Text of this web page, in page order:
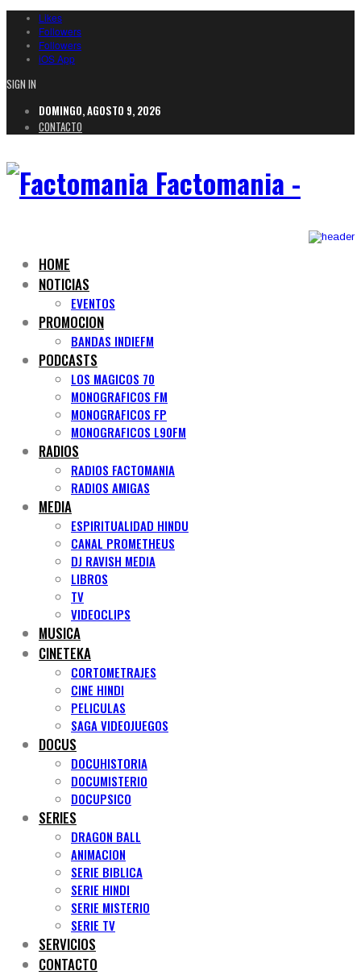
Likes
Followers
Followers
iOS App
SIGN IN
DOMINGO, AGOSTO 9, 2026
CONTACTO
Factomania -
HOME
NOTICIAS
EVENTOS
PROMOCION
BANDAS INDIEFM
PODCASTS
LOS MAGICOS 70
MONOGRAFICOS FM
MONOGRAFICOS FP
MONOGRAFICOS L90FM
RADIOS
RADIOS FACTOMANIA
RADIOS AMIGAS
MEDIA
ESPIRITUALIDAD HINDU
CANAL PROMETHEUS
DJ RAVISH MEDIA
LIBROS
TV
VIDEOCLIPS
MUSICA
CINETEKA
CORTOMETRAJES
CINE HINDI
PELICULAS
SAGA VIDEOJUEGOS
DOCUS
DOCUHISTORIA
DOCUMISTERIO
DOCUPSICO
SERIES
DRAGON BALL
ANIMACION
SERIE BIBLICA
SERIE HINDI
SERIE MISTERIO
SERIE TV
SERVICIOS
CONTACTO